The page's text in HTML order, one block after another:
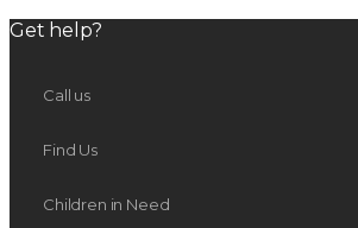
Get help?
Call us
Find Us
Children in Need